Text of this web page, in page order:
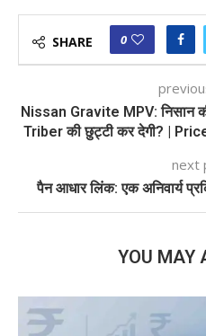
SHARE 0
Nissan Gravite MPV: निसान
Triber की छुट्टी कर देगी? |
next
पैन आधार लिंक: एक अनिवार्य
YOU MAY